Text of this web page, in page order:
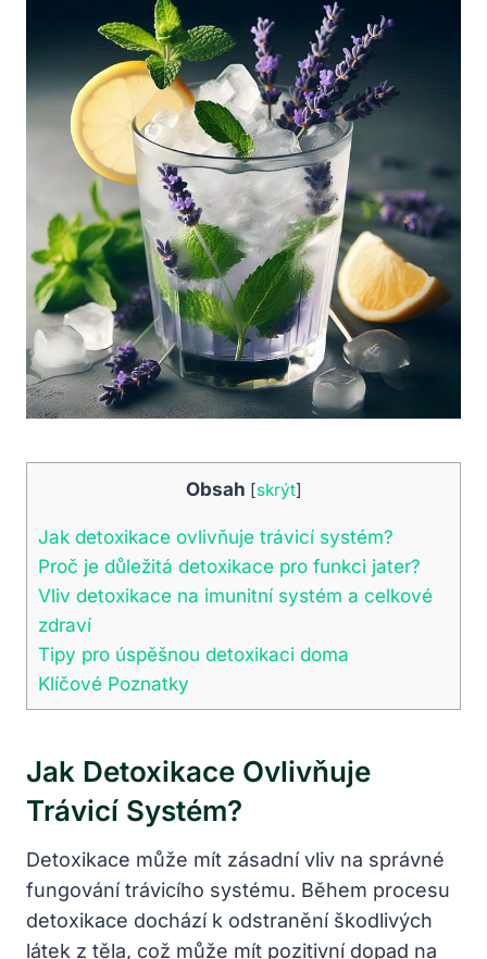
Obsah [skrýt]
Jak detoxikace ovlivňuje trávicí systém?
Proč je důležitá detoxikace pro funkci jater?
Vliv detoxikace na imunitní systém a celkové
zdraví
Tipy pro úspěšnou detoxikaci doma
Klíčové Poznatky
Jak Detoxikace Ovlivňuje
Trávicí Systém?
Detoxikace může mít zásadní vliv na správné
fungování trávicího systému. Během procesu
detoxikace dochází k odstranění škodlivých
látek z těla, což může mít pozitivní dopad na